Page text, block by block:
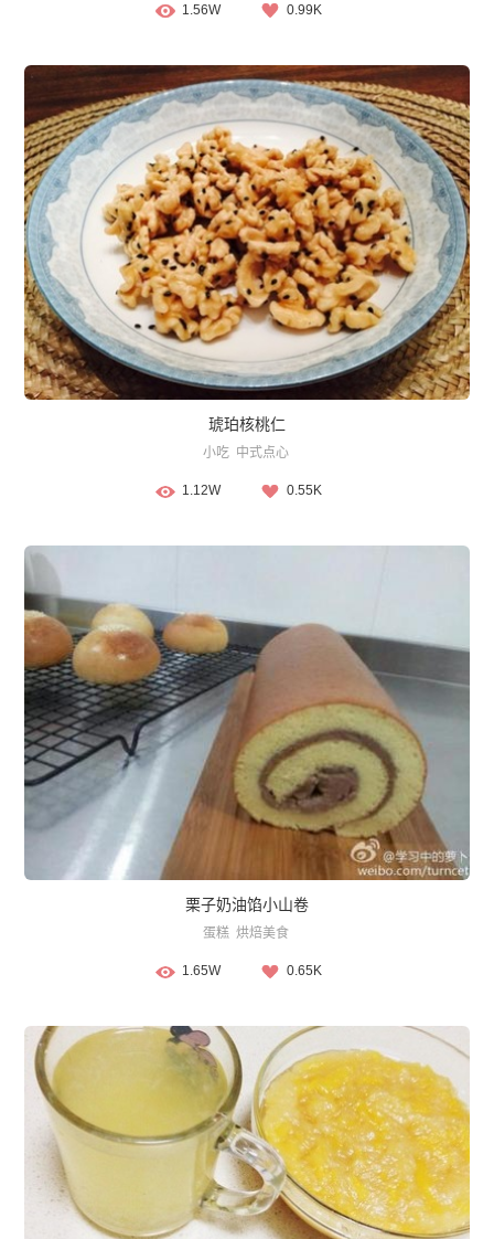
1.56W 0.99K
琥珀核桃仁
小吃 中式点心
1.12W 0.55K
栗子奶油馅小山卷
蛋糕 烘焙美食
1.65W 0.65K